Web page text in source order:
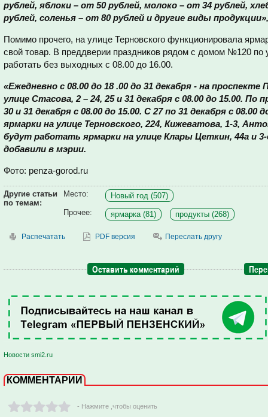
рублей, яблоки – от 50 рублей, молоко – от 34 рублей,
рублей, соленья – от 80 рублей и другие виды
Помимо прочего, на улице Терновского функционировала
свой товар. В преддверии праздников рядом с домом №120 по
работать без выходных с 08.00 до 16.00.
«Ежедневно с 08.00 до 18 .00 до 31 декабря - на
улице Стасова, 2 – 24, 25 и 31 декабря с 08.00 до 15.00. По
30 и 31 декабря с 08.00 до 15.00. С 27 по 31 декабря с
ярмарки на улице Терновского, 224, Кижеватова, 1-3,
будут работать ярмарки на улице Клары Цеткин, 44а и 3-
добавили в мэрии.
Фото: penza-gorod.ru
Другие статьи
по темам:
Место:
Новый год (507)
Прочее:
ярмарка (81) продукты (268)
Распечатать PDF версия Переслать другу
Оставить комментарий
Новости smi2.ru
КОММЕНТАРИИ
- Нажмите ,чтобы оценить